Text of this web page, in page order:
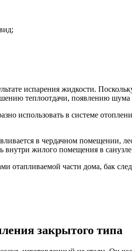
испарения жидкости.
теплоотдачи, появлению
использовать в системе
в чердачном помещении,
жилого помещения в санузле
отапливаемой части дома, бак
закрытого типа